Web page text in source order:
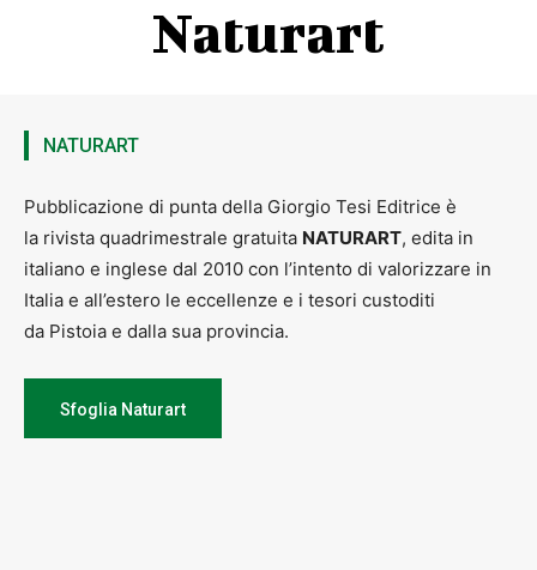
Naturart
NATURART
Pubblicazione di punta della Giorgio Tesi Editrice è
la rivista quadrimestrale gratuita NATURART, edita in
italiano e inglese dal 2010 con l’intento di valorizzare in
Italia e all’estero le eccellenze e i tesori custoditi
da Pistoia e dalla sua provincia.
Sfoglia Naturart